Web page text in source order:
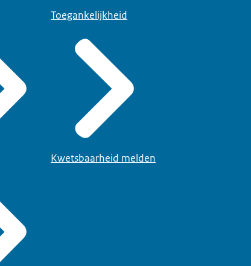
Toegankelijkheid
Kwetsbaarheid melden